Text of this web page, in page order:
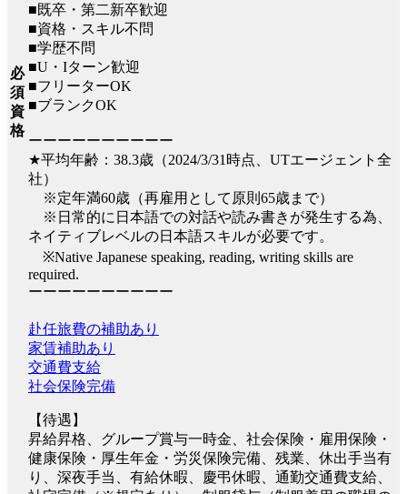
必
須
資
格
■既卒・第二新卒歓迎
■資格・スキル不問
■学歴不問
■U・Iターン歓迎
■フリーターOK
■ブランクOK
ーーーーーーーーーー
★平均年齢：38.3歳（2024/3/31時点、UTエージェント全
社）
※定年満60歳（再雇用として原則65歳まで）
※日常的に日本語での対話や読み書きが発生する為、
ネイティブレベルの日本語スキルが必要です。
※Native Japanese speaking, reading, writing skills are
required.
ーーーーーーーーーー
赴任旅費の補助あり
家賃補助あり
交通費支給
社会保険完備
【待遇】
昇給昇格、グループ賞与一時金、社会保険・雇用保険・
健康保険・厚生年金・労災保険完備、残業、休出手当有
り、深夜手当、有給休暇、慶弔休暇、通勤交通費支給、